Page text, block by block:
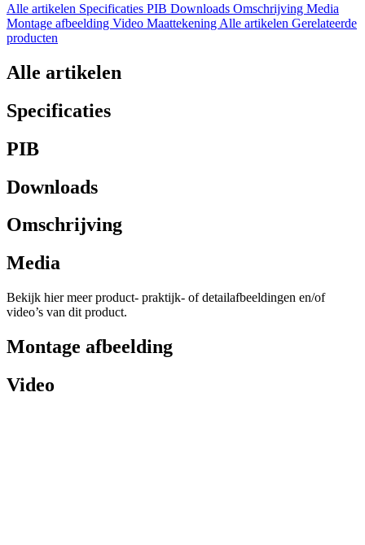
Alle artikelen Specificaties PIB Downloads Omschrijving Media
Montage afbeelding Video Maattekening Alle artikelen Gerelateerde
producten
Alle artikelen
Specificaties
PIB
Downloads
Omschrijving
Media
Bekijk hier meer product- praktijk- of detailafbeeldingen en/of
video’s van dit product.
Montage afbeelding
Video